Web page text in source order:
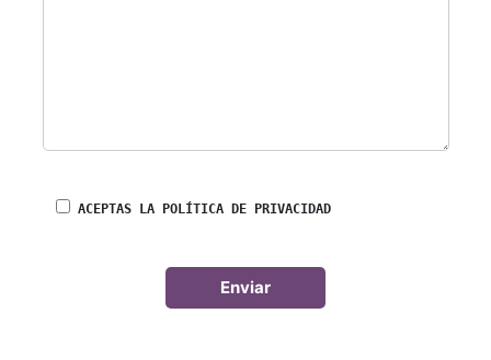
ACEPTAS LA POLÍTICA DE PRIVACIDAD